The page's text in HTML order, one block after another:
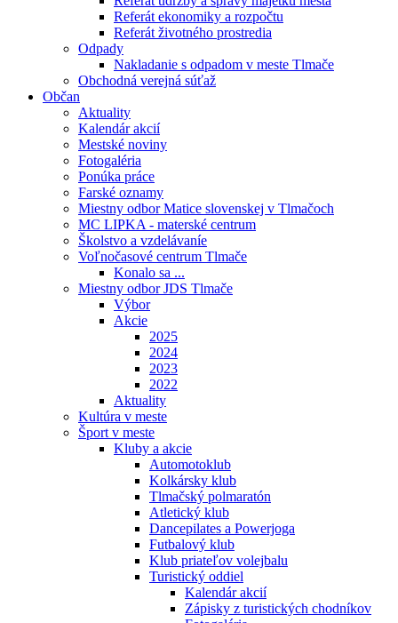
Referát ekonomiky a rozpočtu
Referát životného prostredia
Odpady
Nakladanie s odpadom v meste Tlmače
Obchodná verejná súťaž
Občan
Aktuality
Kalendár akcií
Mestské noviny
Fotogaléria
Ponúka práce
Farské oznamy
Miestny odbor Matice slovenskej v Tlmačoch
MC LIPKA - materské centrum
Školstvo a vzdelávaníe
Voľnočasové centrum Tlmače
Konalo sa ...
Miestny odbor JDS Tlmače
Výbor
Akcie
2025
2024
2023
2022
Aktuality
Kultúra v meste
Šport v meste
Kluby a akcie
Automotoklub
Kolkársky klub
Tlmačský polmaratón
Atletický klub
Dancepilates a Powerjoga
Futbalový klub
Klub priateľov volejbalu
Turistický oddiel
Kalendár akcií
Zápisky z turistických chodníkov